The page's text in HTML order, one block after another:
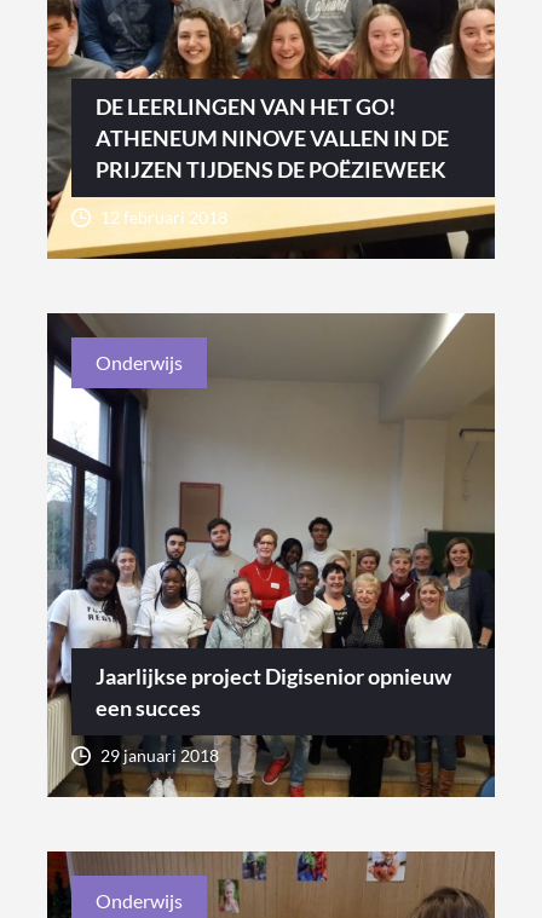
DE LEERLINGEN VAN HET GO!
ATHENEUM NINOVE VALLEN IN DE
PRIJZEN TIJDENS DE POËZIEWEEK
12 februari 2018
Onderwijs
Jaarlijkse project Digisenior opnieuw
een succes
29 januari 2018
Onderwijs